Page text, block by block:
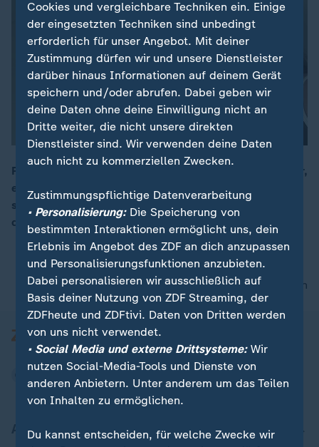
00:16
Pietro Lombardi und Laura Rypa verbinden zwei Kinder,
eine Verlobung und ein geplanter Umzug. Doch das
scheint Geschichte zu sein, denn Rypa verkündet nun
die Trennung.
nach oben
Aktuell bei ZDFheute
Cookies und vergleichbare Techniken ein. Einige
der eingesetzten Techniken sind unbedingt
erforderlich für unser Angebot. Mit deiner
Zustimmung dürfen wir und unsere Dienstleister
darüber hinaus Informationen auf deinem Gerät
speichern und/oder abrufen. Dabei geben wir
deine Daten ohne deine Einwilligung nicht an
Dritte weiter, die nicht unsere direkten
Dienstleister sind. Wir verwenden deine Daten
auch nicht zu kommerziellen Zwecken.
Zustimmungspflichtige Datenverarbeitung
• Personalisierung:Die Speicherung von
bestimmten Interaktionen ermöglicht uns, dein
Erlebnis im Angebot des ZDF an dich anzupassen
und Personalisierungsfunktionen anzubieten.
Dabei personalisieren wir ausschließlich auf
Basis deiner Nutzung von ZDF Streaming, der
ZDFheute und ZDFtivi. Daten von Dritten werden
von uns nicht verwendet.
• Social Media und externe Drittsysteme:Wir
nutzen Social-Media-Tools und Dienste von
anderen Anbietern. Unter anderem um das Teilen
von Inhalten zu ermöglichen.
Du kannst entscheiden, für welche Zwecke wir